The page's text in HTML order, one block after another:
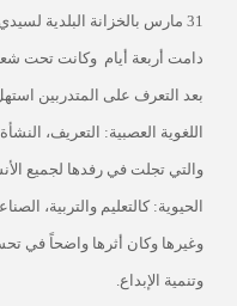
31 مارس بالخزانة البلدية
دامت أربعة أيام وكانت تحت
بعد التعرف على المتدربين
اللغوية العصبية: التعريف،
والتي تجلت في رفدها لجميع
الحيوية: كالتعليم والتربية،
وغيرها وكان أثرها واضحاً في
وتنمية الإبداع.